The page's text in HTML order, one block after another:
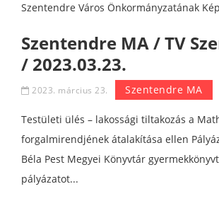
Szentendre Város Önkormányzatának
Szentendre MA / TV
/ 2023.03.23.
2023. március 23. Szentendre MA
Testületi ülés – lakossági tiltakozás a
forgalmirendjének átalakítása ellen
Béla Pest Megyei Könyvtár
pályázatot...